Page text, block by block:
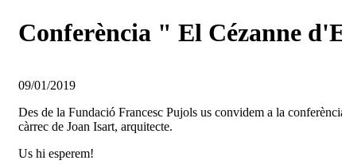
Conferència " El Cézanne
09/01/2019
Des de la Fundació Francesc Pujols us convidem a la
càrrec de Joan Isart, arquitecte.
Us hi esperem!